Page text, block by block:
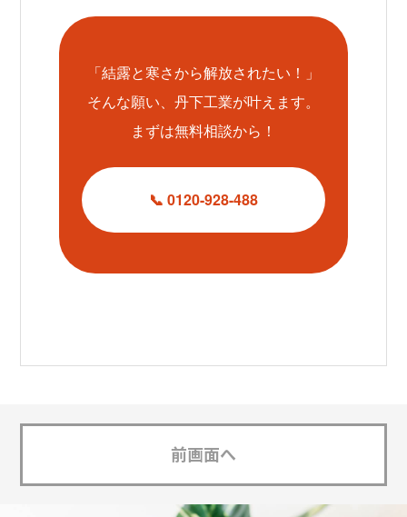
「結露と寒さから解放されたい！」
そんな願い、丹下工業が叶えます。
まずは無料相談から！
📞 0120-928-488
前画面へ